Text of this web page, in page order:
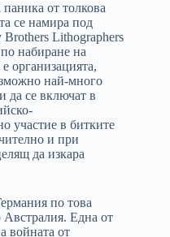
от толкова
се намира под
Brothers Lithographers
набиране на
организацията,
най-много
да се включат в
участие в битките
и при
да изкара
по това
Австралия. Една от
войната от